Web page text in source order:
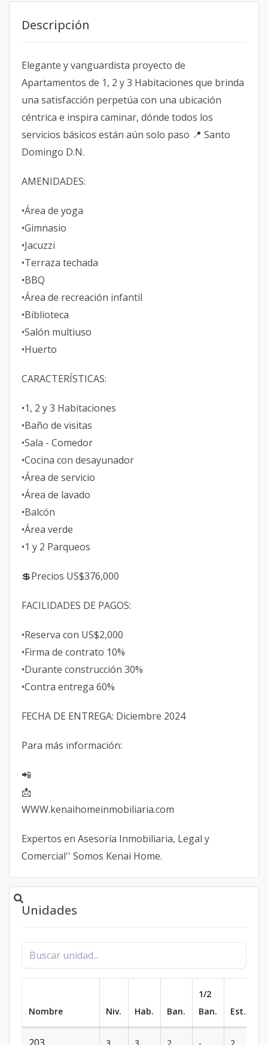
Descripción
Elegante y vanguardista proyecto de
Apartamentos de 1, 2 y 3 Habitaciones que brinda
una satisfacción perpetúa con una ubicación
céntrica e inspira caminar, dónde todos los
servicios básicos están aún solo paso 📍 Santo
Domingo D.N.
AMENIDADES:
•Área de yoga
•Gimnasio
•Jacuzzi
•Terraza techada
•BBQ
•Área de recreación infantil
•Biblioteca
•Salón multiuso
•Huerto
CARACTERÍSTICAS:
•1, 2 y 3 Habitaciones
•Baño de visitas
•Sala - Comedor
•Cocina con desayunador
•Área de servicio
•Área de lavado
•Balcón
•Área verde
•1 y 2 Parqueos
💲Precios US$376,000
FACILIDADES DE PAGOS:
•Reserva con US$2,000
•Firma de contrato 10%
•Durante construcción 30%
•Contra entrega 60%
FECHA DE ENTREGA: Diciembre 2024
Para más información:
📲
📩
WWW.kenaihomeinmobiliaria.com
Expertos en Asesoría Inmobiliaria, Legal y
Comercial'' Somos Kenai Home.
Unidades
Nombre Niv. Hab. Ban.
1/2
Ban.
Est.